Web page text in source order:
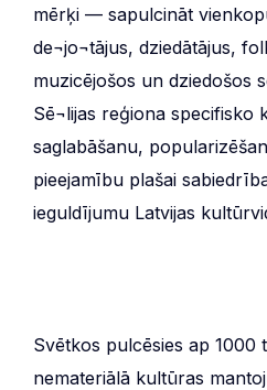
mērķi — sapulcināt
de¬jo¬tājus, dziedātājus,
muzicējošos un dziedošos
Sē¬lijas reģiona specifisko
saglabāšanu,
pieejamību plašai
ieguldījumu Latvijas
Svētkos pulcēsies ap 1000
nemateriālā kultūras